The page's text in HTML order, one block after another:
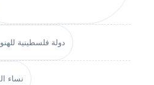
دولة فلسطينية
نساء